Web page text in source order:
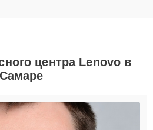
центра Lenovo в
Самаре